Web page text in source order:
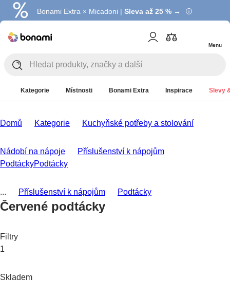
Bonami Extra × Micadoni | Sleva až 25 % →
Summer Sale | Ušetřete až 40 % →
Menu
Kategorie Místnosti Bonami Extra Inspirace Slevy
Domů Kategorie Kuchyňské potřeby a stolování
Nádobí na nápoje
Příslušenství k nápojům
PodtáckyPodtácky
... Příslušenství k nápojům Podtácky
Červené podtácky
Filtry
1
Skladem